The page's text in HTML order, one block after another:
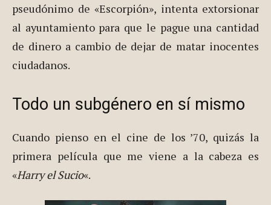
pseudónimo de «Escorpión», intenta extorsionar
al ayuntamiento para que le pague una cantidad
de dinero a cambio de dejar de matar inocentes
ciudadanos.
Todo un subgénero en sí mismo
Cuando pienso en el cine de los ’70, quizás la
primera película que me viene a la cabeza es
«Harry el Sucio«.